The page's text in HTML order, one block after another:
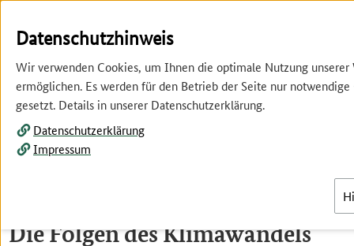
Springe
Hauptnavigation
Springe
Inhalt
Die Folgen des Klimawandels
Datenschutzhinweis
Wir verwenden Cookies, um Ihnen die optimale Nutzung unserer
ermöglichen. Es werden für den Betrieb der Seite nur notwendige
gesetzt. Details in unserer Datenschutzerklärung.
Datenschutzerklärung
Impressum